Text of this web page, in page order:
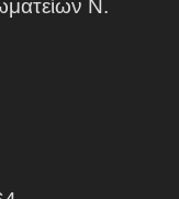
Ν.